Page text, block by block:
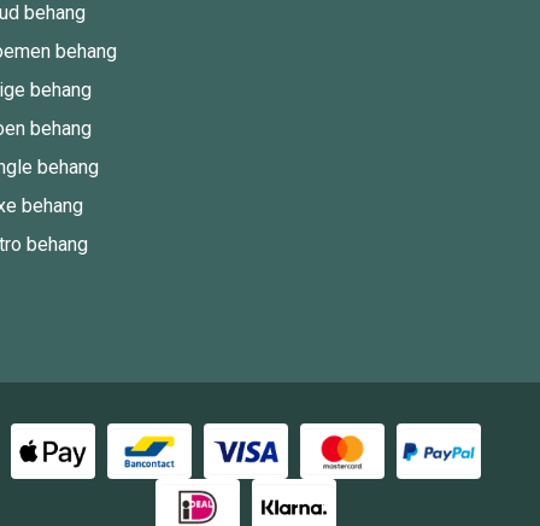
behang
behang
behang
behang
behang
behang
behang